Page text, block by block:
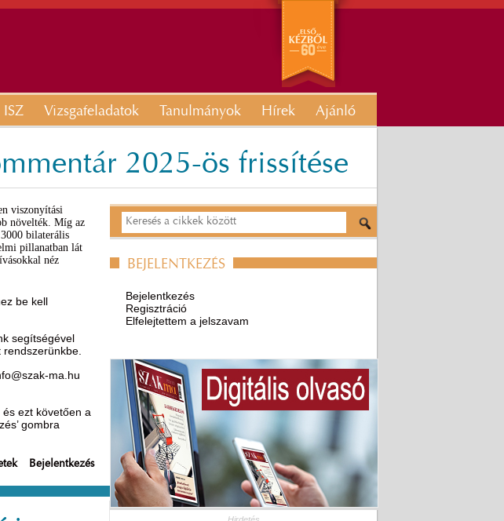
ISZ Vizsgafeladatok Tanulmányok Hírek Ajánló
2025-ös frissítése
viszonyítási
növelték. Míg az
bilaterális
pillanatban lát
néz
be kell
segítségével
ma.hu
ezt követően a
gombra
Bejelentkezés
BEJELENTKEZÉS
Bejelentkezés
Regisztráció
Elfelejtettem a jelszavam